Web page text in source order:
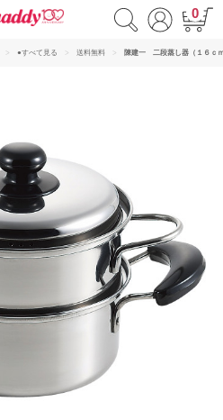
0
●すべて見る 送料無料 陳建一 二段蒸し器（１６ｃ